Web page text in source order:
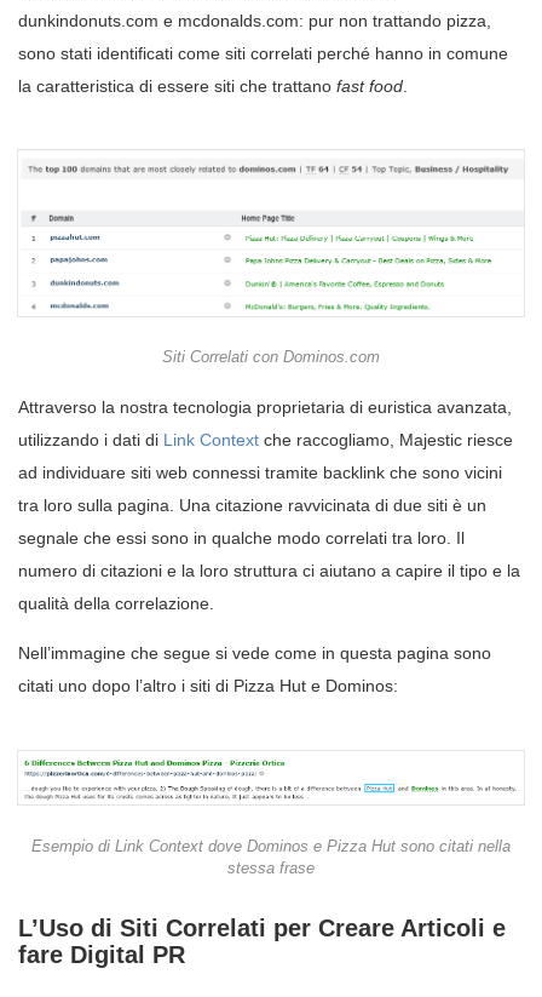
dunkindonuts.com e mcdonalds.com: pur non trattando pizza,
sono stati identificati come siti correlati perché hanno in comune
la caratteristica di essere siti che trattano fast food
Siti Correlati con Dominos.com
Attraverso la nostra tecnologia proprietaria di euristica avanzata,
utilizzando i dati di Link Context che raccogliamo, Majestic riesce
ad individuare siti web connessi tramite backlink che sono vicini
tra loro sulla pagina. Una citazione ravvicinata di due siti è un
segnale che essi sono in qualche modo correlati tra loro. Il
numero di citazioni e la loro struttura ci aiutano a capire il tipo e la
qualità della correlazione.
Nell’immagine che segue si vede come in questa pagina sono
citati uno dopo l’altro i siti di Pizza Hut e Dominos:
Esempio di Link Context dove Dominos e Pizza Hut sono citati nella
stessa frase
L’Uso di Siti Correlati per Creare Articoli e
fare Digital PR